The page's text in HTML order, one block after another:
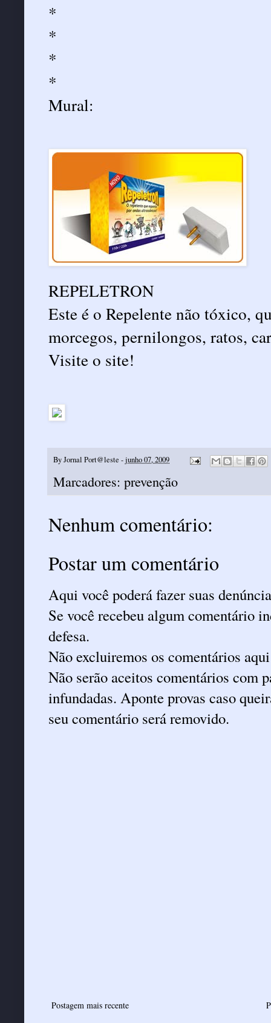
*
*
*
*
Mural:
REPELETRON
Este é o Repelente não tóxico,
morcegos, pernilongos, ratos,
Visite o site!
ByJornal Port@leste -junho 07, 2009
Marcadores: prevenção
Nenhum comentário:
Postar um comentário
Aqui você poderá fazer suas
Se você recebeu algum comentário
defesa.
Não excluiremos os comentários
Não serão aceitos comentários com
infundadas. Aponte provas caso
seu comentário será removido.
Postagem mais recente